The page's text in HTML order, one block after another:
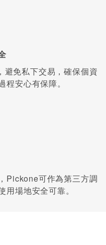
免私下交易，確保個資
安心有保障。
Pickone可作為第三方調
場地安全可靠。